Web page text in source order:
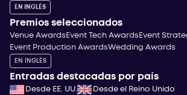
EN INGLÉS
Premios seleccionados
Venue Awards Event Tech Awards Event
Event Production AwardsWedding Awards
EN INGLÉS
Entradas destacadas por país
Desde EE. UU.
Desde el Reino Unido